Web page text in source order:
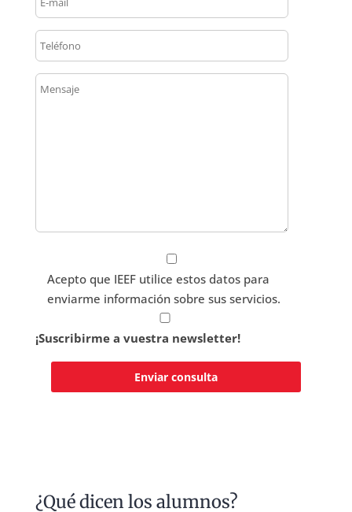
Acepto que IEEF utilice estos datos para
enviarme información sobre sus servicios.
¡Suscribirme a vuestra newsletter!
¿Qué dicen los alumnos?